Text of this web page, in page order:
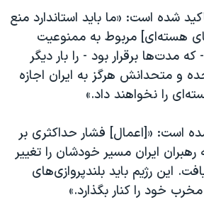
چینشده است:‌ «ما باید استاندارد منع
هسته‌ای] مربوط به ممنوعیت
مدت‌ها برقرار بود - را بار دیگر
و متحدانش هرگز به ایران اجازه
را نخواهند داد.»
است: «[اعمال] فشار حداکثری بر
رهبران ایران مسیر خودشان را تغییر
این رژیم باید بلندپروازی‌های
خود را کنار بگذارد.»